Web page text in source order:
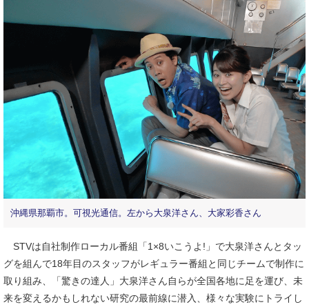
沖縄県那覇市。可視光通信。左から大泉洋さん、大家彩香さん
STVは自社制作ローカル番組「1×8いこうよ!」で大泉洋さんとタッ
グを組んで18年目のスタッフがレギュラー番組と同じチームで制作に
取り組み、「驚きの達人」大泉洋さん自らが全国各地に足を運び、未
来を変えるかもしれない研究の最前線に潜入、様々な実験にトライし